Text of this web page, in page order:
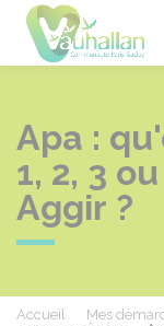
Apa :
1, 2, 3
Aggir ?
Accueil Mes